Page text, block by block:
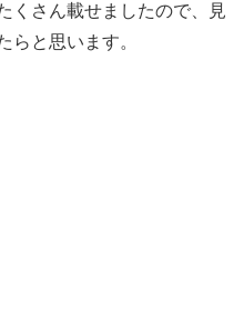
くさん載せましたので、見
らと思います。